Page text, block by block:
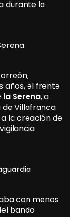
durante la
años, el frente
la Serena, a
de Villafranca
la creación de
con menos
bando